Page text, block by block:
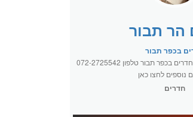
הר תבור
בכפר תבור
אנחנו כאן בגלל שחיפשתם חדרים בכפר תבור טלפון 072-2725542
נוספים לחצו כאן
חדרים